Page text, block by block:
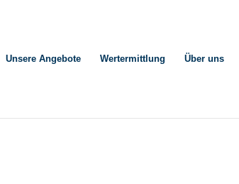
Unsere Angebote Wertermittlung Über uns